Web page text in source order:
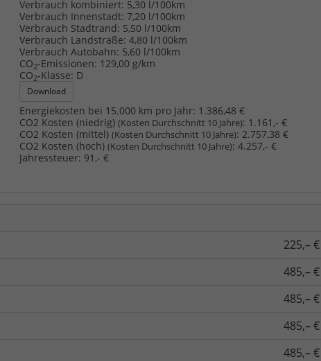
Verbrauch kombiniert: 5,30 l/100km
Verbrauch Innenstadt: 7,20 l/100km
Verbrauch Stadtrand: 5,50 l/100km
Verbrauch Landstraße: 4,80 l/100km
Verbrauch Autobahn: 5,60 l/100km
CO2-Emissionen: 129,00 g/km
CO2-Klasse: D
Download
Energiekosten bei 15.000 km pro Jahr: 1.386,48 €
CO2 Kosten (niedrig) (Kosten Durchschnitt 10 Jahre): 1.161,- €
CO2 Kosten (mittel) (Kosten Durchschnitt 10 Jahre): 2.757,38 €
CO2 Kosten (hoch) (Kosten Durchschnitt 10 Jahre): 4.257,- €
Jahressteuer: 91,- €
225,– €
485,– €
485,– €
485,– €
485,– €